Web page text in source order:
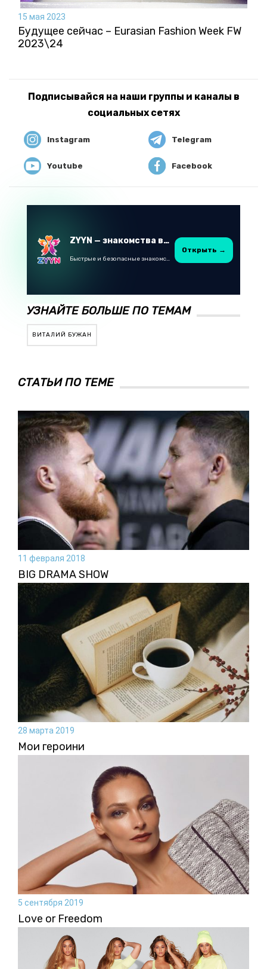
15 мая 2023
Будущее сейчас – Eurasian Fashion Week FW
2023\24
Подписывайся на наши группы и каналы в
социальных сетях
Instagram Telegram
Youtube Facebook
ZYYN — знакомства в Казахстане
Быстрые и безопасные знакомства в Telegram
Открыть →
УЗНАЙТЕ БОЛЬШЕ ПО ТЕМАМ
ВИТАЛИЙ БУЖАН
СТАТЬИ ПО ТЕМЕ
11 февраля 2018
BIG DRAMA SHOW
28 марта 2019
Мои героини
5 сентября 2019
Love or Freedom